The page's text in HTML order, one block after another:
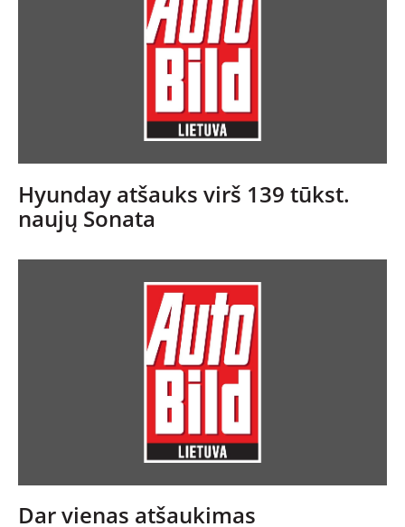
Hyunday atšauks virš 139 tūkst.
naujų Sonata
Dar vienas atšaukimas